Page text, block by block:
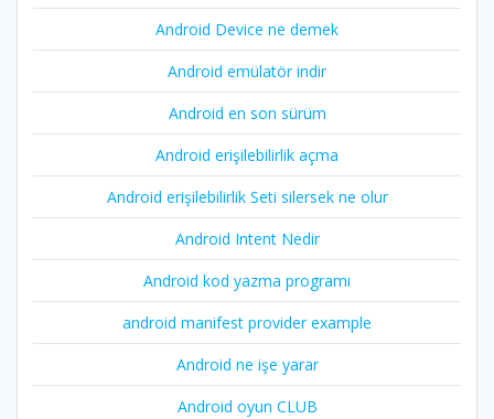
Android Device ne demek
Android emülatör indir
Android en son sürüm
Android erişilebilirlik açma
Android erişilebilirlik Seti silersek ne olur
Android Intent Nedir
Android kod yazma programı
android manifest provider example
Android ne işe yarar
Android oyun CLUB